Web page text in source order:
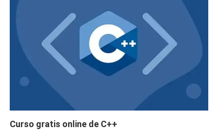
Curso gratis online de C++